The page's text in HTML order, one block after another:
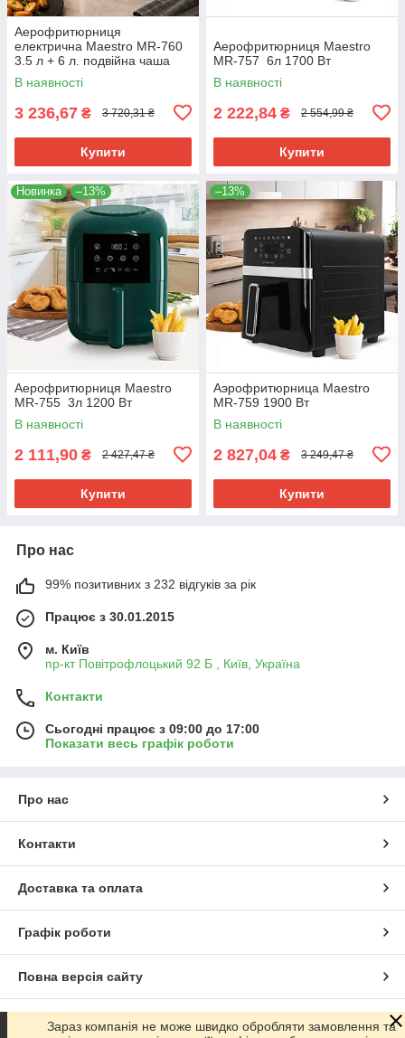
Аерофритюрниця
електрична Maestro MR-760
3.5 л + 6 л. подвійна чаша
фритюрниця й аерогриль
В наявності
3 236,67 ₴ 3 720,31 ₴
Купити
Аерофритюрниця Maestro
MR-757 6л 1700 Вт
В наявності
2 222,84 ₴ 2 554,99 ₴
Купити
Новинка –13%
Аерофритюрниця Maestro
MR-755 3л 1200 Вт
В наявності
2 111,90 ₴ 2 427,47 ₴
Купити
–13%
Аэрофритюрница Maestro
MR-759 1900 Вт
В наявності
2 827,04 ₴ 3 249,47 ₴
Купити
Про нас
99% позитивних з 232 відгуків за рік
Працює з 30.01.2015
м. Київ
пр-кт Повітрофлоцький 92 Б , Київ, Україна
Контакти
Сьогодні працює з 09:00 до 17:00
Показати весь графік роботи
Про нас
Контакти
Доставка та оплата
Графік роботи
Повна версія сайту
Сайт створено на маркетплейсі Prom.ua
Зараз компанія не може швидко обробляти замовлення та